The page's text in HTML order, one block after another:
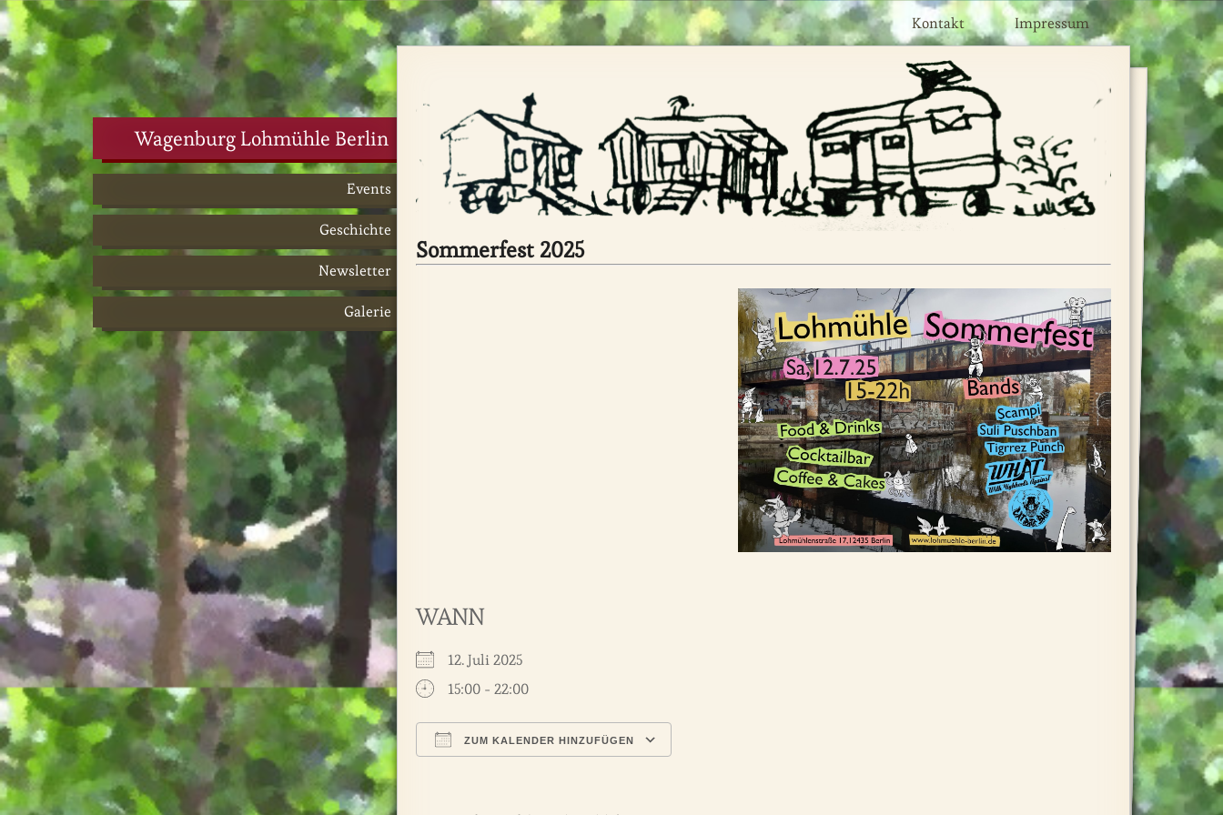
Kontakt Impressum
Sommerfest 2025
WANN
12. Juli 2025
15:00 - 22:00
ZUM KALENDER HINZUFÜGEN
Office
Wagenburg Lohmühle Berlin
Events
Geschichte
Newsletter
Galerie